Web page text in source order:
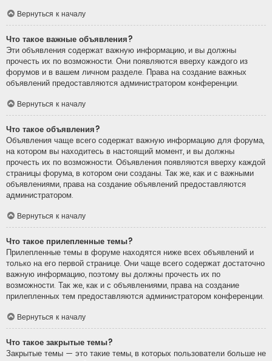
Вернуться к началу
Что такое важные объявления?
Эти объявления содержат важную информацию, и вы должны
прочесть их по возможности. Они появляются вверху каждого из
форумов и в вашем личном разделе. Права на создание важных
объявлений предоставляются администратором конференции.
Вернуться к началу
Что такое объявления?
Объявления чаще всего содержат важную информацию для форума,
на котором вы находитесь в настоящий момент, и вы должны
прочесть их по возможности. Объявления появляются вверху каждой
страницы форума, в котором они созданы. Так же, как и с важными
объявлениями, права на создание объявлений предоставляются
администратором.
Вернуться к началу
Что такое прилепленные темы?
Прилепленные темы в форуме находятся ниже всех объявлений и
только на его первой странице. Они чаще всего содержат достаточно
важную информацию, поэтому вы должны прочесть их по
возможности. Так же, как и с объявлениями, права на создание
прилепленных тем предоставляются администратором конференции.
Вернуться к началу
Что такое закрытые темы?
Закрытые темы — это такие темы, в которых пользователи больше не